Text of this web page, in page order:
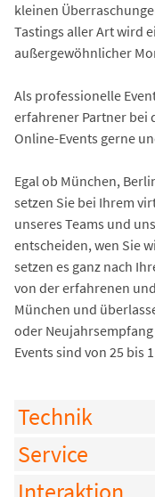
kleinen
Tastings aller Art wird
außergewöhnlicher
Als professionelle
erfahrener Partner bei
Online-Events gerne
Egal ob München,
setzen Sie bei Ihrem
unseres Teams und
entscheiden, wen Sie
setzen es ganz nach
von der erfahrenen
München und
oder
Events sind von 25 bis
Technik
Service